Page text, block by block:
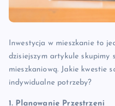
Inwestycja w mieszkanie to
dzisiejszym artykule skupimy
mieszkaniową. Jakie kwestie
indywidualne potrzeby?
1. Planowanie Przestrzeni